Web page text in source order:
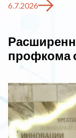
6.7.2026
профкома